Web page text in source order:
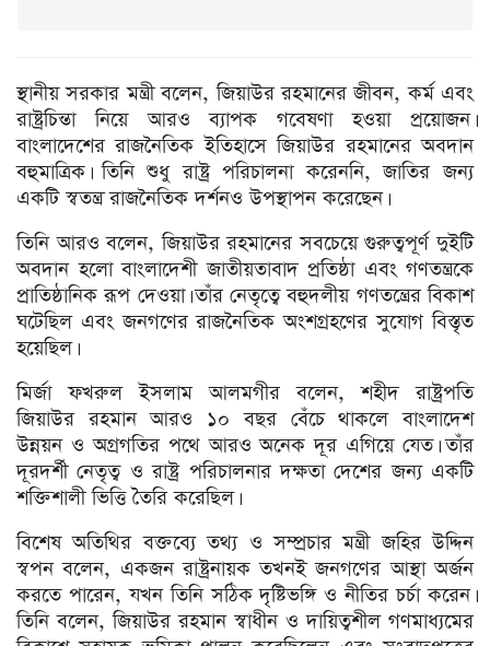
স্থানীয় সরকার মন্ত্রী বলেন, জিয়াউর রহমানের জীবন, কর্ম এবং
রাষ্ট্রচিন্তা নিয়ে আরও ব্যাপক গবেষণা হওয়া প্রয়োজন।
বাংলাদেশের রাজনৈতিক ইতিহাসে জিয়াউর রহমানের অবদান
বহুমাত্রিক। তিনি শুধু রাষ্ট্র পরিচালনা করেননি, জাতির জন্য
একটি স্বতন্ত্র রাজনৈতিক দর্শনও উপস্থাপন করেছেন।
তিনি আরও বলেন, জিয়াউর রহমানের সবচেয়ে গুরুত্বপূর্ণ দুইটি
অবদান হলো বাংলাদেশী জাতীয়তাবাদ প্রতিষ্ঠা এবং গণতন্ত্রকে
প্রাতিষ্ঠানিক রূপ দেওয়া। তাঁর নেতৃত্বে বহুদলীয় গণতন্ত্রের বিকাশ
ঘটেছিল এবং জনগণের রাজনৈতিক অংশগ্রহণের সুযোগ বিস্তৃত
হয়েছিল।
মির্জা ফখরুল ইসলাম আলমগীর বলেন, শহীদ রাষ্ট্রপতি
জিয়াউর রহমান আরও ১০ বছর বেঁচে থাকলে বাংলাদেশ
উন্নয়ন ও অগ্রগতির পথে আরও অনেক দূর এগিয়ে যেত। তাঁর
দূরদর্শী নেতৃত্ব ও রাষ্ট্র পরিচালনার দক্ষতা দেশের জন্য একটি
শক্তিশালী ভিত্তি তৈরি করেছিল।
বিশেষ অতিথির বক্তব্যে তথ্য ও সম্প্রচার মন্ত্রী জহির উদ্দিন
স্বপন বলেন, একজন রাষ্ট্রনায়ক তখনই জনগণের আস্থা অর্জন
করতে পারেন, যখন তিনি সঠিক দৃষ্টিভঙ্গি ও নীতির চর্চা করেন।
তিনি বলেন, জিয়াউর রহমান স্বাধীন ও দায়িত্বশীল গণমাধ্যমের